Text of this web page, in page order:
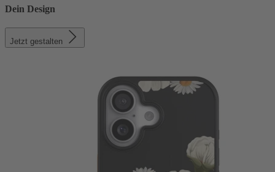
Dein Design
Jetzt gestalten